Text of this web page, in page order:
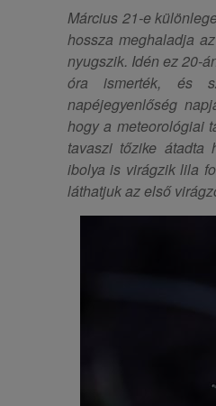
Március 21-e
hossza meghaladja
nyugszik. Idén ez 20-
óra ismerték, és
napéjegyenlőség
hogy a meteorológiai
tavaszi tőzike átadta
ibolya is virágzik lila
láthatjuk az első